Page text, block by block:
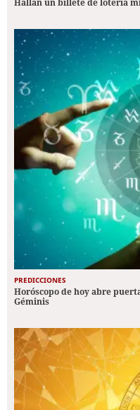
Hallan un billete de lotería
PREDICCIONES
Horóscopo de hoy abre
Géminis